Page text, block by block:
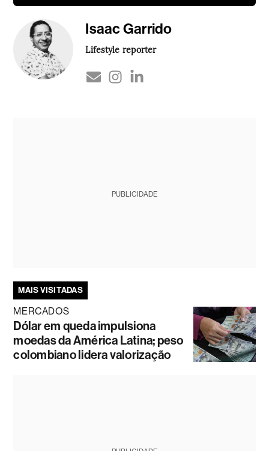
Isaac Garrido
Lifestyle reporter
PUBLICIDADE
MAIS VISITADAS
MERCADOS
Dólar em queda impulsiona
moedas da América Latina; peso
colombiano lidera valorização